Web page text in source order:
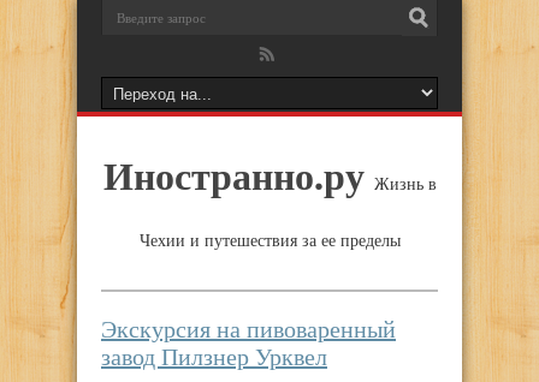
Иностранно.ру Жизнь в
Чехии и путешествия за ее пределы
Экскурсия на пивоваренный
завод Пилзнер Урквел